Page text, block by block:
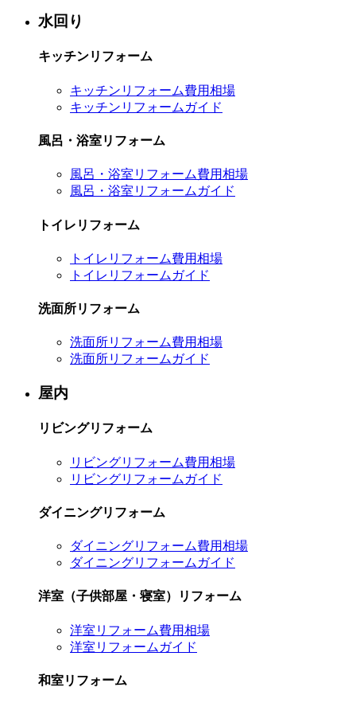
水回り
キッチンリフォーム
キッチンリフォーム費用相場
キッチンリフォームガイド
風呂・浴室リフォーム
風呂・浴室リフォーム費用相場
風呂・浴室リフォームガイド
トイレリフォーム
トイレリフォーム費用相場
トイレリフォームガイド
洗面所リフォーム
洗面所リフォーム費用相場
洗面所リフォームガイド
屋内
リビングリフォーム
リビングリフォーム費用相場
リビングリフォームガイド
ダイニングリフォーム
ダイニングリフォーム費用相場
ダイニングリフォームガイド
洋室（子供部屋・寝室）リフォーム
洋室リフォーム費用相場
洋室リフォームガイド
和室リフォーム